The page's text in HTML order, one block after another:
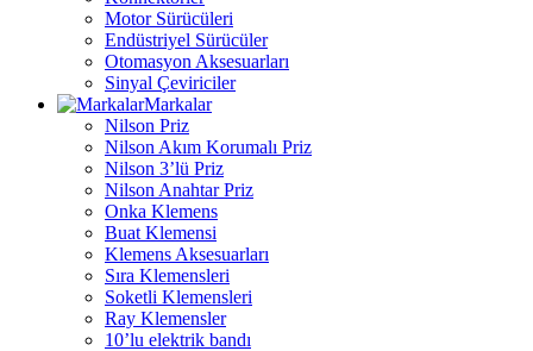
Motor Sürücüleri
Endüstriyel Sürücüler
Otomasyon Aksesuarları
Sinyal Çeviriciler
Markalar
Nilson Priz
Nilson Akım Korumalı Priz
Nilson 3’lü Priz
Nilson Anahtar Priz
Onka Klemens
Buat Klemensi
Klemens Aksesuarları
Sıra Klemensleri
Soketli Klemensleri
Ray Klemensler
10’lu elektrik bandı